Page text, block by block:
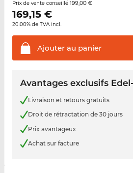
Prix de vente conseillé 199,00 €
169,15€
20.00% de TVA incl.
Ajouter au panier
Avantages exclusifs
Livraison et retours gratuits
Droit de rétractation de 30 jours
Prix avantageux
Achat sur facture